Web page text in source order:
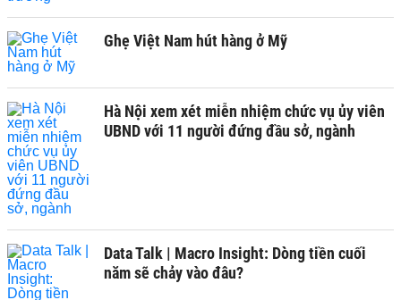
Ghẹ Việt Nam hút hàng ở Mỹ
Hà Nội xem xét miễn nhiệm chức vụ ủy viên
UBND với 11 người đứng đầu sở, ngành
Data Talk | Macro Insight: Dòng tiền cuối
năm sẽ chảy vào đâu?